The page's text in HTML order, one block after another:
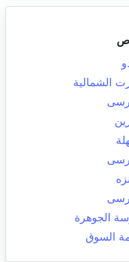
الشمالية
الجوهرة
السوق